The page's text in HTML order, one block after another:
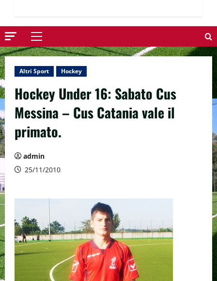
Menu
principale
Altri Sport Hockey
Hockey Under 16: Sabato Cus
Messina – Cus Catania vale il
primato.
admin
25/11/2010